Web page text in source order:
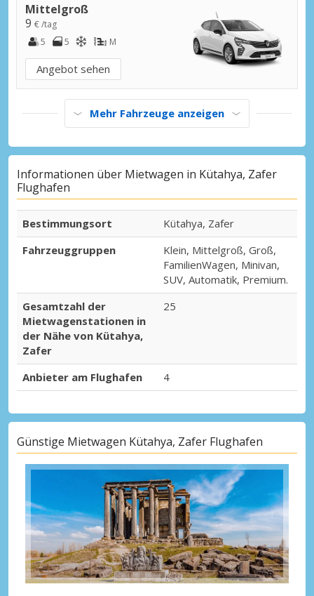
Mittelgroß
9 € /tag
5
5 M
Angebot sehen
Mehr Fahrzeuge anzeigen
Informationen über Mietwagen in Kütahya, Zafer
Flughafen
Bestimmungsort
Kütahya, Zafer
Fahrzeuggruppen
Klein, Mittelgroß, Groß,
FamilienWagen, Minivan,
SUV, Automatik, Premium.
Gesamtzahl der
Mietwagenstationen in
der Nähe von Kütahya,
Zafer
25
Anbieter am Flughafen 4
Günstige Mietwagen Kütahya, Zafer Flughafen